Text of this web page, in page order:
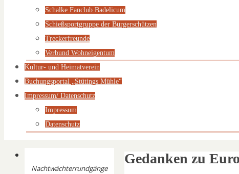
Schalke Fanclub Badelicum
Schießsportgruppe der Bürgerschützen
Treckerfreunde
Verbund Wohneigentum
Kultur- und Heimatverein
Buchungsportal „Stütings Mühle“
Impressum/ Datenschutz
Impressum
Datenschutz
Gedanken zu
Nachtwächterrundgänge